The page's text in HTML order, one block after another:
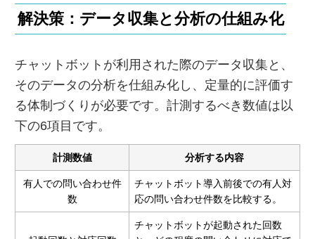
解決策：データ収集と分析の仕組み化
チャットボットが利用された際のデータ収集と、
そのデータの分析を仕組み化し、定量的に評価す
る体制づくりが必要です。計測するべき数値は以
下の6項目です。
計測数値 分析する内容
有人での問い合わせ件
数
チャットボット導入前後での有人対
応の問い合わせ件数を比較する。
チャットボットが起動された回数